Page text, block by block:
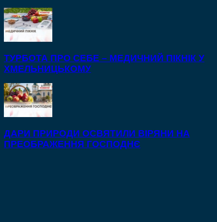
ТУРБОТА ПРО СЕБЕ – МЕДИЧНИЙ ПІКНІК У
ХМЕЛЬНИЦЬКОМУ
ДАРИ ПРИРОДИ ОСВЯТИЛИ ВІРЯНИ НА
ПРЕОБРАЖЕННЯ ГОСПОДНЄ